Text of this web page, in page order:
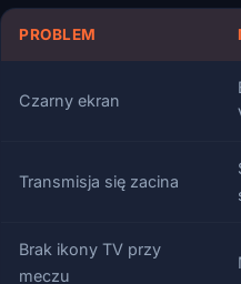
PROBLEM
Czarny ekran
Transmisja się zacina
Brak ikony TV przy
meczu